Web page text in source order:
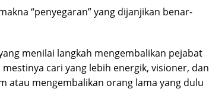
“penyegaran” yang dijanjikan benar-
menilai langkah mengembalikan pejabat
cari yang lebih energik, visioner, dan
atau mengembalikan orang lama yang dulu